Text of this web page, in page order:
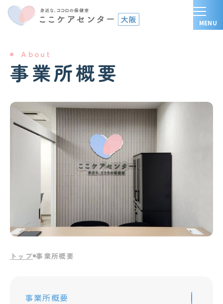
About
事業所概要
トップ 事業所概要
事業所概要